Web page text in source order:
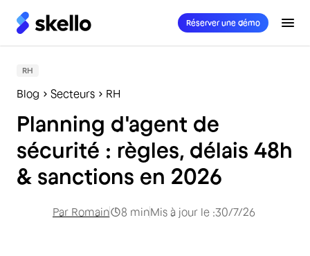
Réserver une démo
RH
Blog Secteurs RH
Planning d'agent de
sécurité : règles, délais 48h
& sanctions en 2026
Par Romain 8 minMis à jour le :30/7/26